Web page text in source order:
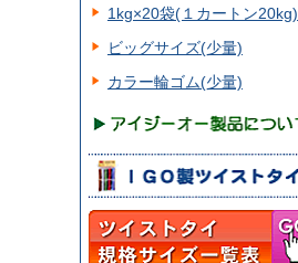
1kg×20袋(１カートン20kg)
ビッグサイズ(少量)
カラー輪ゴム(少量)